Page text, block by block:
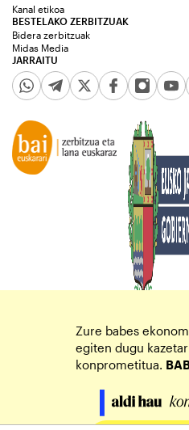
JARRAITU
Kanal etikoa
BESTELAKO ZERBITZUAK
Bidera zerbitzuak
Midas Media
Zure babes
egiten dugu
konprometitua.